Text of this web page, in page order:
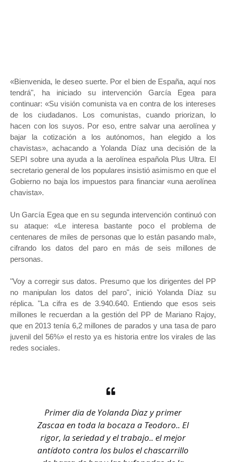
«Bienvenida, le deseo suerte. Por el bien de España, aquí nos
tendrá", ha iniciado su intervención García Egea para
continuar: «Su visión comunista va en contra de los intereses
de los ciudadanos. Los comunistas, cuando priorizan, lo
hacen con los suyos. Por eso, entre salvar una aerolínea y
bajar la cotización a los autónomos, han elegido a los
chavistas», achacando a Yolanda Díaz una decisión de la
SEPI sobre una ayuda a la aerolínea española Plus Ultra. El
secretario general de los populares insistió asimismo en que el
Gobierno no baja los impuestos para financiar «una aerolínea
chavista».
Un García Egea que en su segunda intervención continuó con
su ataque: «Le interesa bastante poco el problema de
centenares de miles de personas que lo están pasando mal»,
cifrando los datos del paro en más de seis millones de
personas.
"Voy a corregir sus datos. Presumo que los dirigentes del PP
no manipulan los datos del paro", inició Yolanda Díaz su
réplica. "La cifra es de 3.940.640. Entiendo que esos seis
millones le recuerdan a la gestión del PP de Mariano Rajoy,
que en 2013 tenía 6,2 millones de parados y una tasa de paro
juvenil del 56%» el resto ya es historia entre los virales de las
redes sociales.
Primer dia de Yolanda Diaz y primer
Zascaa en toda la bocaza a Teodoro.. El
rigor, la seriedad y el trabajo.. el mejor
antídoto contra los bulos el chascarrillo